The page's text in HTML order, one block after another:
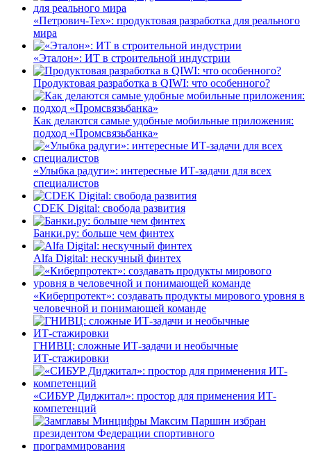
«Петрович-Тех»: продуктовая разработка для реального
мира
«Эталон»: ИТ в строительной индустрии
Продуктовая разработка в QIWI: что особенного?
Как делаются самые удобные мобильные приложения:
подход «Промсвязьбанка»
«Улыбка радуги»: интересные ИТ-задачи для всех
специалистов
CDEK Digital: свобода развития
Банки.ру: больше чем финтех
Alfa Digital: нескучный финтех
«Киберпротект»: создавать продукты мирового уровня в
человечной и понимающей команде
ГНИВЦ: сложные ИТ‑задачи и необычные
ИТ‑стажировки
«СИБУР Диджитал»: простор для применения ИТ-
компетенций